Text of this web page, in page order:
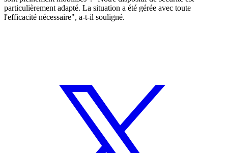
particulièrement adapté. La situation a été gérée avec toute
l'efficacité nécessaire", a-t-il souligné.